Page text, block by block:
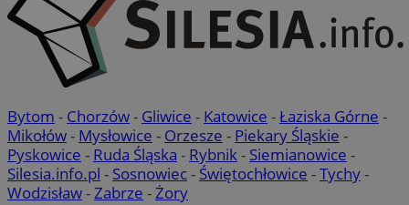
Bytom - Chorzów- Gliwice - Katowice -Łaziska Górne -
Mikołów- Mysłowice - Orzesze - Piekary Śląskie -
Pyskowice - Ruda Śląska - Rybnik- Siemianowice -
Silesia.info.pl - Sosnowiec- Świętochłowice -Tychy-
Wodzisław-Zabrze -Żory